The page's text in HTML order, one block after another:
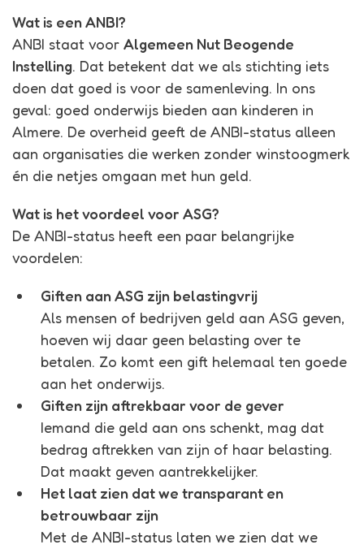
Wat is een ANBI?
ANBI staat voor Algemeen Nut Beogende
Instelling. Dat betekent dat we als stichting iets
doen dat goed is voor de samenleving. In ons
geval: goed onderwijs bieden aan kinderen in
Almere. De overheid geeft de ANBI-status alleen
aan organisaties die werken zonder winstoogmerk
én die netjes omgaan met hun geld.
Wat is het voordeel voor ASG?
De ANBI-status heeft een paar belangrijke
voordelen:
Giften aan ASG zijn belastingvrij
Als mensen of bedrijven geld aan ASG geven,
hoeven wij daar geen belasting over te
betalen. Zo komt een gift helemaal ten goede
aan het onderwijs.
Giften zijn aftrekbaar voor de gever
Iemand die geld aan ons schenkt, mag dat
bedrag aftrekken van zijn of haar belasting.
Dat maakt geven aantrekkelijker.
Het laat zien dat we transparant en
betrouwbaar zijn
Met de ANBI-status laten we zien dat we